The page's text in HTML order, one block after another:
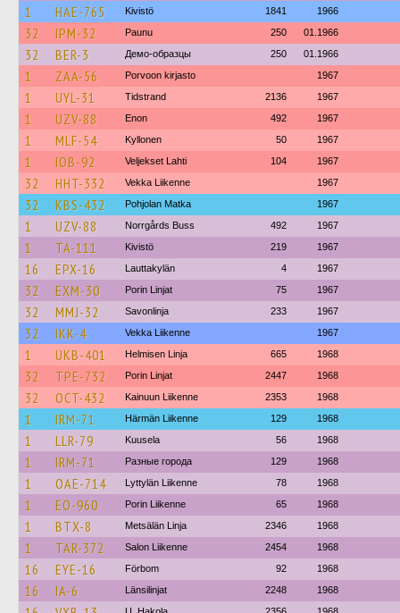
1 HAE-765 Kivistö 1841 1966
32 IPM-32 Paunu 250 01.1966
32 BER-3 Демо-образцы 250 01.1966
1 ZAA-56 Porvoon kirjasto 1967
1 UYL-31 Tidstrand 2136 1967
1 UZV-88 Enon 492 1967
1 MLF-54 Kyllonen 50 1967
1 IOB-92 Veljekset Lahti 104 1967
32 HHT-332 Vekka Liikenne 1967
32 KBS-432 Pohjolan Matka 1967
1 UZV-88 Norrgårds Buss 492 1967
1 TA-111 Kivistö 219 1967
16 EPX-16 Lauttakylän 4 1967
32 EXM-30 Porin Linjat 75 1967
32 MMJ-32 Savonlinja 233 1967
32 IKK-4 Vekka Liikenne 1967
1 UKB-401 Helmisen Linja 665 1968
32 TPE-732 Porin Linjat 2447 1968
32 OCT-432 Kainuun Liikenne 2353 1968
1 IRM-71 Härmän Liikenne 129 1968
1 LLR-79 Kuusela 56 1968
1 IRM-71 Разные города 129 1968
1 OAE-714 Lyttylän Liikenne 78 1968
1 EO-960 Porin Liikenne 65 1968
1 BTX-8 Metsälän Linja 2346 1968
1 TAR-372 Salon Liikenne 2454 1968
16 EYE-16 Förbom 92 1968
16 IA-6 Länsilinjat 2248 1968